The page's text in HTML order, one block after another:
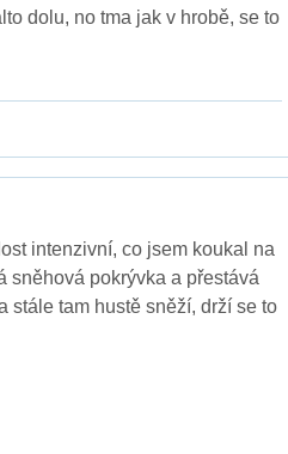
dolu, no tma jak v hrobě, se to
intenzivní, co jsem koukal na
sněhová pokrývka a přestává
stále tam hustě sněží, drží se to